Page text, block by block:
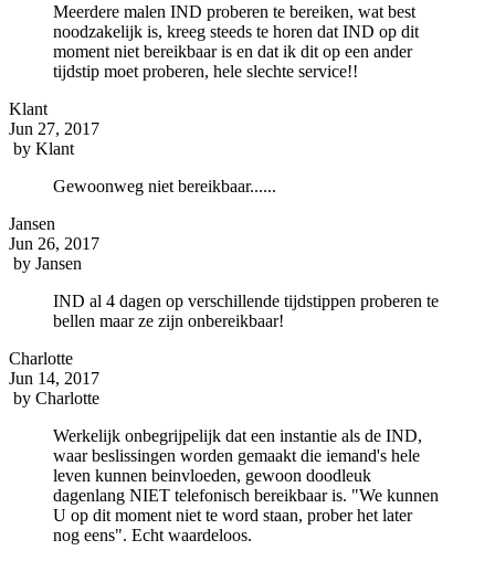
Meerdere malen IND proberen te bereiken, wat best
noodzakelijk is, kreeg steeds te horen dat IND op dit
moment niet bereikbaar is en dat ik dit op een ander
tijdstip moet proberen, hele slechte service!!
Klant
Jun 27, 2017
by Klant
Gewoonweg niet bereikbaar......
Jansen
Jun 26, 2017
by Jansen
IND al 4 dagen op verschillende tijdstippen proberen te
bellen maar ze zijn onbereikbaar!
Charlotte
Jun 14, 2017
by Charlotte
Werkelijk onbegrijpelijk dat een instantie als de IND,
waar beslissingen worden gemaakt die iemand's hele
leven kunnen beinvloeden, gewoon doodleuk
dagenlang NIET telefonisch bereikbaar is. "We kunnen
U op dit moment niet te word staan, prober het later
nog eens". Echt waardeloos.